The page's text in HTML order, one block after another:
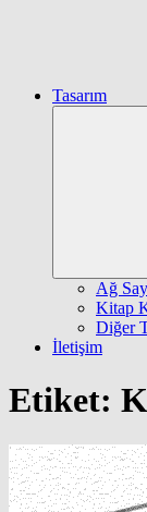
Tasarım
Ağ
Kitap
Diğer
İletişim
Etiket: